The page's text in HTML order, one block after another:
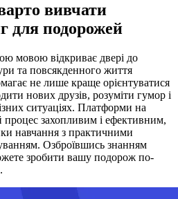
вивчати
для подорожей
мовою відкриває двері до
та повсякденного життя
не лише краще орієнтуватися
нових друзів, розуміти гумор і
ситуаціях. Платформи на
процес захопливим і ефективним,
навчання з практичними
Озброївшись знанням
зробити вашу подорож по-